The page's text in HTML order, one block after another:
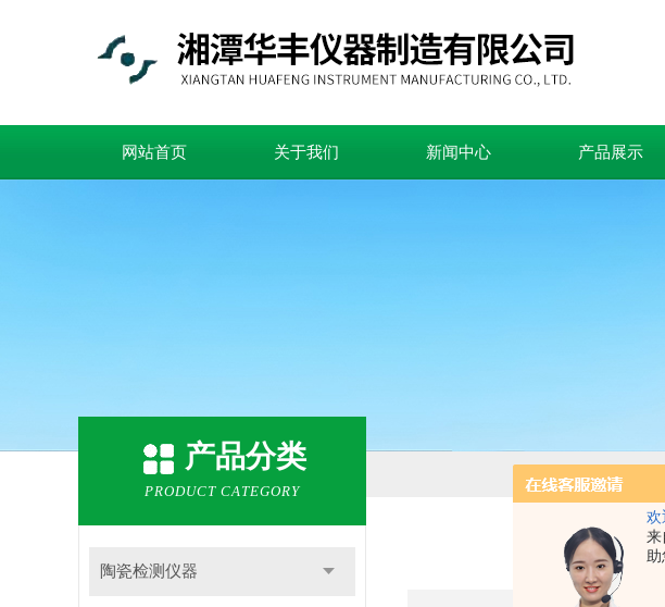
欢
来
助
网站首页 关于我们 新闻中心 产品展示
产品分类
PRODUCT CATEGORY
陶瓷检测仪器